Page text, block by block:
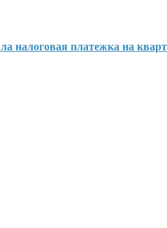
налоговая платежка на